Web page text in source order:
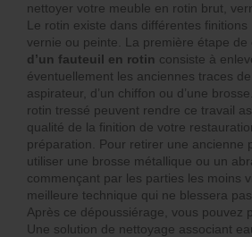
nettoyer votre meuble en rotin brut,
Le rotin existe dans différentes finitions
vernie ou peinte. La première étape de
d’un fauteuil en rotin consiste à
éventuellement les anciennes traces de
aspirateur, d’un chiffon ou d’une
rotin tressé peuvent rendre ce travail
qualité de la finition de votre
préparation. Pour retirer une ancienne
utiliser une brosse métallique ou un
commençant par les parties les moins
meilleure technique qui ne blessera pas
Après ce dépoussiérage, vous pouvez
Une solution de nettoyage associant